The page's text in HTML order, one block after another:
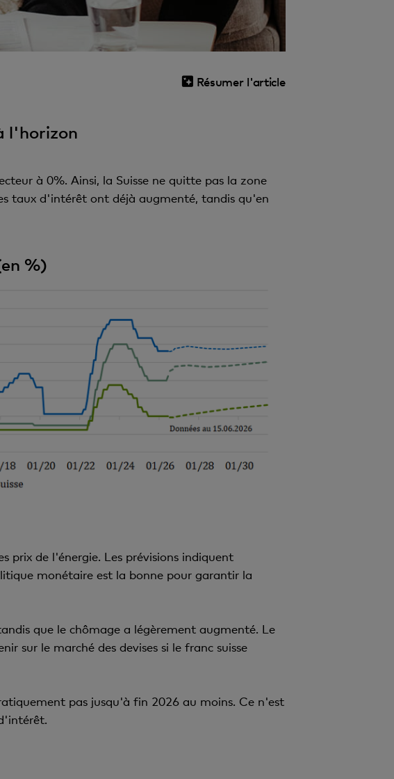
Résumer l'article
l'horizon
à 0%. Ainsi, la Suisse ne quitte pas la zone
taux d'intérêt ont déjà augmenté, tandis qu'en
%)
prix de l'énergie. Les prévisions indiquent
monétaire est la bonne pour garantir la
que le chômage a légèrement augmenté. Le
sur le marché des devises si le franc suisse
pas jusqu'à fin 2026 au moins. Ce n'est